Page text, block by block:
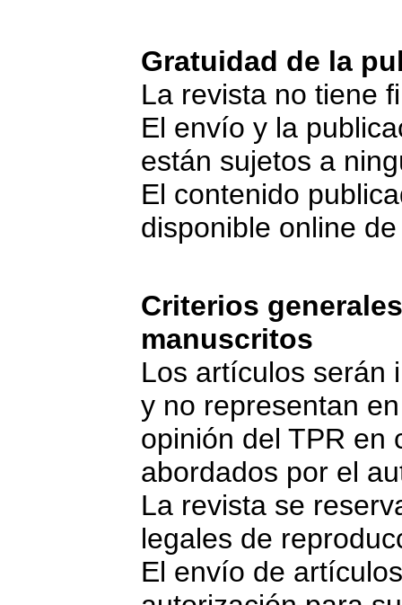
Gratuidad de la
La revista no tiene
El envío y la
están sujetos a
El contenido
disponible online
Criterios
manuscritos
Los artículos serán
y no representan
opinión del TPR en
abordados por el
La revista se
legales de
El envío de